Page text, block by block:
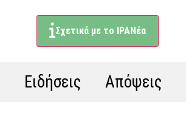
Σχετικά με το ΙΡΑΝέα
Ειδήσεις Απόψεις